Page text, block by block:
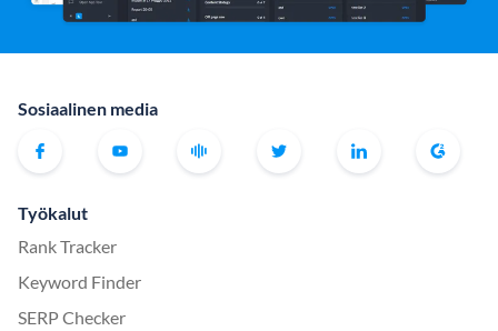
Sosiaalinen media
Työkalut
Rank Tracker
Keyword Finder
SERP Checker